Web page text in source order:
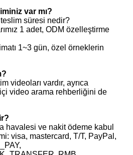
var mı?
süresi nedir?
1 adet, ODM özelleştirme
1~3 gün, özel örneklerin
videoları vardır, ayrıca
video arama rehberliğini de
havalesi ve nakit ödeme kabul
visa, mastercard, T/T, PayPal,